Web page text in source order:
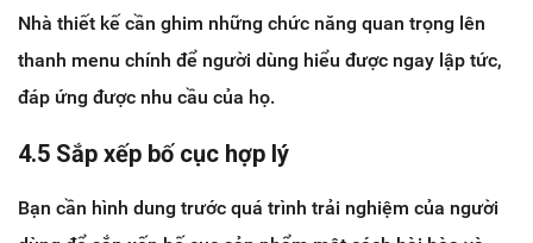
Nhà thiết kế cần ghim những chức năng quan trọng lên
thanh menu chính để người dùng hiểu được ngay lập tức,
đáp ứng được nhu cầu của họ.
4.5 Sắp xếp bố cục hợp lý
Bạn cần hình dung trước quá trình trải nghiệm của người